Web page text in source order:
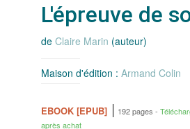
L'épreuve de
de Claire Marin (auteur)
Maison d'édition : Armand Colin
EBOOK [EPUB] 192 pages
après achat